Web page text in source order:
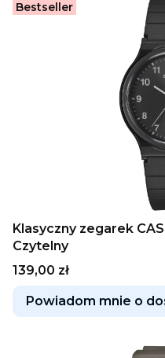
Bestseller
Klasyczny zegarek
Czytelny
Cena
139,00 zł
Powiadom mnie o